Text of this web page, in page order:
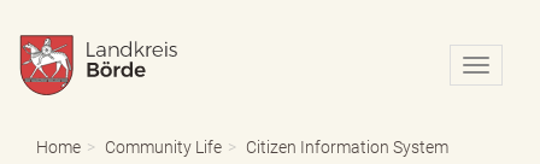
N
a
Home Community Life Citizen Information System